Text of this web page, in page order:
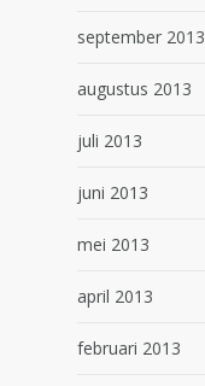
september 2013
augustus 2013
juli 2013
juni 2013
mei 2013
april 2013
februari 2013